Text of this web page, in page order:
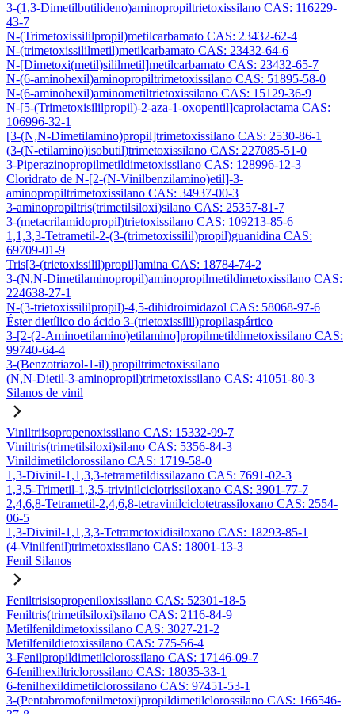
3-(1,3-Dimetilbutilideno)aminopropiltrietoxissilano CAS: 116229-
43-7
N-(Trimetoxissililpropil)metilcarbamato CAS: 23432-62-4
N-(trimetoxissililmetil)metilcarbamato CAS: 23432-64-6
N-[Dimetoxi(metil)sililmetil]metilcarbamato CAS: 23432-65-7
N-(6-aminohexil)aminopropiltrimetoxissilano CAS: 51895-58-0
N-(6-aminohexil)aminometiltrietoxissilano CAS: 15129-36-9
N-[5-(Trimetoxisililpropil)-2-aza-1-oxopentil]caprolactama CAS:
106996-32-1
[3-(N,N-Dimetilamino)propil]trimetoxissilano CAS: 2530-86-1
(3-(N-etilamino)isobutil)trimetoxissilano CAS: 227085-51-0
3-Piperazinopropilmetildimetoxissilano CAS: 128996-12-3
Cloridrato de N-[2-(N-Vinilbenzilamino)etil]-3-
aminopropiltrimetoxissilano CAS: 34937-00-3
3-aminopropiltris(trimetilsiloxi)silano CAS: 25357-81-7
3-(metacrilamidopropil)trietoxissilano CAS: 109213-85-6
1,1,3,3-Tetrametil-2-(3-(trimetoxissilil)propil)guanidina CAS:
69709-01-9
Tris[3-(trietoxissilil)propil]amina CAS: 18784-74-2
3-(N,N-Dimetilaminopropil)aminopropilmetildimetoxissilano CAS:
224638-27-1
N-(3-trietoxissililpropil)-4,5-dihidroimidazol CAS: 58068-97-6
Éster dietílico do ácido 3-(trietoxissilil)propilaspártico
3-[2-(2-Aminoetilamino)etilamino]propilmetildimetoxissilano CAS:
99740-64-4
3-(Benzotriazol-1-il) propiltrimetoxissilano
(N,N-Dietil-3-aminopropil)trimetoxissilano CAS: 41051-80-3
Silanos de vinil
Viniltriisopropenoxissilano CAS: 15332-99-7
Viniltris(trimetilsiloxi)silano CAS: 5356-84-3
Vinildimetilclorossilano CAS: 1719-58-0
1,3-Divinil-1,1,3,3-tetrametildissilazano CAS: 7691-02-3
1,3,5-Trimetil-1,3,5-trivinilciclotrissiloxano CAS: 3901-77-7
2,4,6,8-Tetrametil-2,4,6,8-tetravinilciclotetrassiloxano CAS: 2554-
06-5
1,3-Divinil-1,1,3,3-Tetrametoxidisiloxano CAS: 18293-85-1
(4-Vinilfenil)trimetoxissilano CAS: 18001-13-3
Fenil Silanos
Feniltrisisopropeniloxissilano CAS: 52301-18-5
Feniltris(trimetilsiloxi)silano CAS: 2116-84-9
Metilfenildimetoxissilano CAS: 3027-21-2
Metilfenildietoxissilano CAS: 775-56-4
3-Fenilpropildimetilclorossilano CAS: 17146-09-7
6-fenilhexiltriclorossilano CAS: 18035-33-1
6-fenilhexildimetilclorossilano CAS: 97451-53-1
3-(Pentabromofenilmetoxi)propildimetilclorossilano CAS: 166546-